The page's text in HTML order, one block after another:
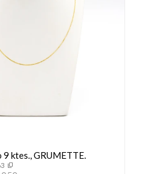
9 ktes., GRUMETTE.